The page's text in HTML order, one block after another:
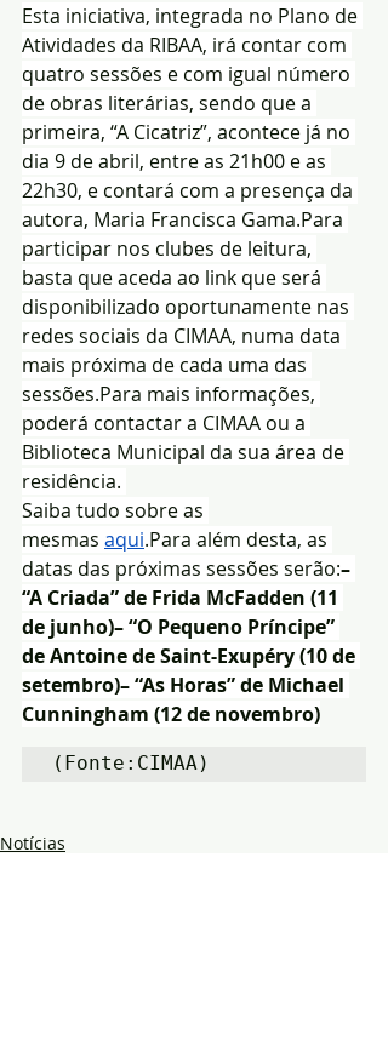
Esta iniciativa, integrada no Plano de
Atividades da RIBAA, irá contar com
quatro sessões e com igual número
de obras literárias, sendo que a
primeira, “A Cicatriz”, acontece já no
dia 9 de abril, entre as 21h00 e as
22h30, e contará com a presença da
autora, Maria Francisca Gama.Para
participar nos clubes de leitura,
basta que aceda ao link que será
disponibilizado oportunamente nas
redes sociais da CIMAA, numa data
mais próxima de cada uma das
sessões.Para mais informações,
poderá contactar a CIMAA ou a
Biblioteca Municipal da sua área de
residência.
Saiba tudo sobre as
mesmas aqui.Para além desta, as
datas das próximas sessões serão:–
“A Criada” de Frida McFadden (11
de junho)– “O Pequeno Príncipe”
de Antoine de Saint-Exupéry (10 de
setembro)– “As Horas” de Michael
Cunningham (12 de novembro)
(Fonte:CIMAA)
Notícias